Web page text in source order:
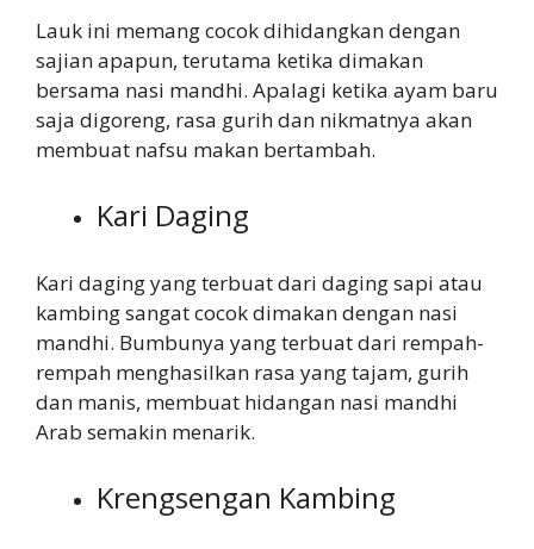
Lauk ini memang cocok dihidangkan dengan
sajian apapun, terutama ketika dimakan
bersama nasi mandhi. Apalagi ketika ayam baru
saja digoreng, rasa gurih dan nikmatnya akan
membuat nafsu makan bertambah.
Kari Daging
Kari daging yang terbuat dari daging sapi atau
kambing sangat cocok dimakan dengan nasi
mandhi. Bumbunya yang terbuat dari rempah-
rempah menghasilkan rasa yang tajam, gurih
dan manis, membuat hidangan nasi mandhi
Arab semakin menarik.
Krengsengan Kambing